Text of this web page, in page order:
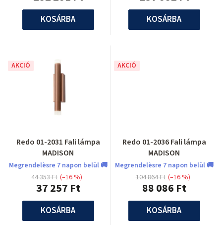
KOSÁRBA KOSÁRBA
AKCIÓ
Redo 01-2031 Fali lámpa
MADISON
Megrendelèsre 7 napon belül 🚚
37 257 Ft
44 353 Ft (–16 %)
KOSÁRBA
AKCIÓ
Redo 01-2036 Fali lámpa
MADISON
Megrendelèsre 7 napon belül 🚚
88 086 Ft
104 864 Ft (–16 %)
KOSÁRBA